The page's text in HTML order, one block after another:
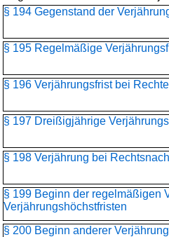
§ 194 Gegenstand der
§ 195 Regelmäßige
§ 196 Verjährungsfrist bei
§ 197 Dreißigjährige
§ 198 Verjährung bei
§ 199 Beginn der regelmäßigen
Verjährungshöchstfristen
§ 200 Beginn anderer